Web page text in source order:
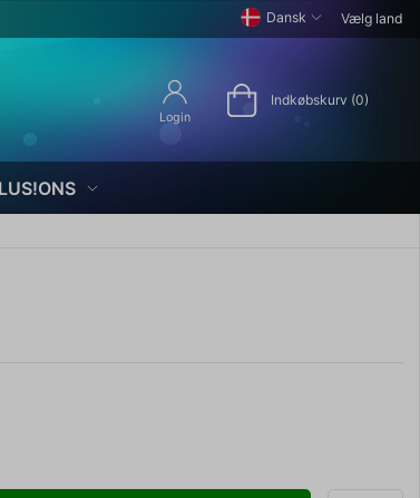
Dansk Vælg land
Login
Indkøbskurv (0)